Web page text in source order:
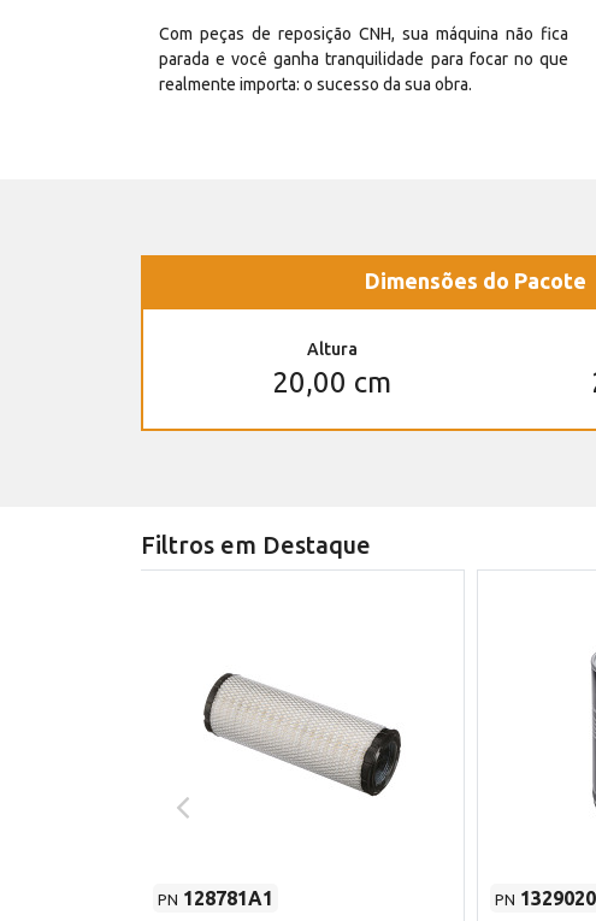
Com peças de reposição CNH, sua máquina não fica
parada e você ganha tranquilidade para focar no que
realmente importa: o sucesso da sua obra.
Dimensões do Pacote
Altura
20,00 cm
Filtros em Destaque
PN 128781A1
PN